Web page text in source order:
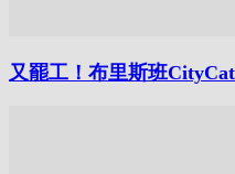
又罷工！布里斯班